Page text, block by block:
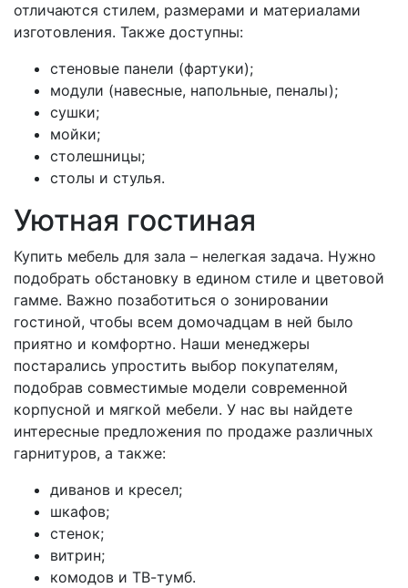
отличаются стилем, размерами и материалами
изготовления. Также доступны:
стеновые панели (фартуки);
модули (навесные, напольные, пеналы);
сушки;
мойки;
столешницы;
столы и стулья.
Уютная гостиная
Купить мебель для зала – нелегкая задача. Нужно
подобрать обстановку в едином стиле и цветовой
гамме. Важно позаботиться о зонировании
гостиной, чтобы всем домочадцам в ней было
приятно и комфортно. Наши менеджеры
постарались упростить выбор покупателям,
подобрав совместимые модели современной
корпусной и мягкой мебели. У нас вы найдете
интересные предложения по продаже различных
гарнитуров, а также:
диванов и кресел;
шкафов;
стенок;
витрин;
комодов и ТВ-тумб.